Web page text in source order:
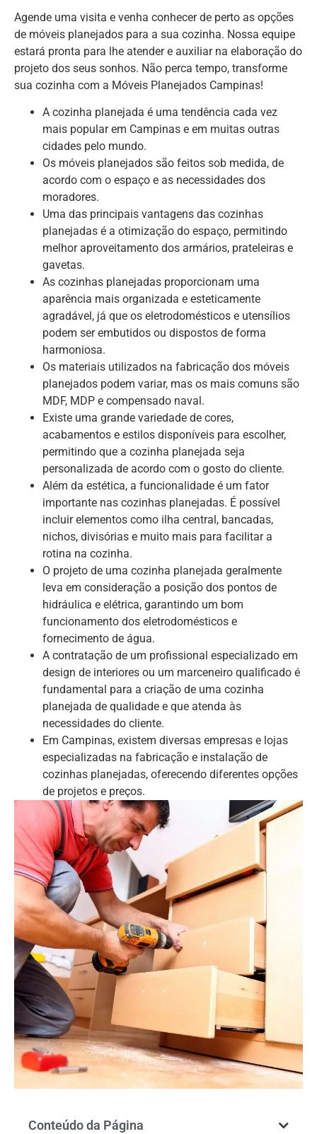
Agende uma visita e venha conhecer de perto as opções
de móveis planejados para a sua cozinha. Nossa equipe
estará pronta para lhe atender e auxiliar na elaboração do
projeto dos seus sonhos. Não perca tempo, transforme
sua cozinha com a Móveis Planejados Campinas!
A cozinha planejada é uma tendência cada vez
mais popular em Campinas e em muitas outras
cidades pelo mundo.
Os móveis planejados são feitos sob medida, de
acordo com o espaço e as necessidades dos
moradores.
Uma das principais vantagens das cozinhas
planejadas é a otimização do espaço, permitindo
melhor aproveitamento dos armários, prateleiras e
gavetas.
As cozinhas planejadas proporcionam uma
aparência mais organizada e esteticamente
agradável, já que os eletrodomésticos e utensílios
podem ser embutidos ou dispostos de forma
harmoniosa.
Os materiais utilizados na fabricação dos móveis
planejados podem variar, mas os mais comuns são
MDF, MDP e compensado naval.
Existe uma grande variedade de cores,
acabamentos e estilos disponíveis para escolher,
permitindo que a cozinha planejada seja
personalizada de acordo com o gosto do cliente.
Além da estética, a funcionalidade é um fator
importante nas cozinhas planejadas. É possível
incluir elementos como ilha central, bancadas,
nichos, divisórias e muito mais para facilitar a
rotina na cozinha.
O projeto de uma cozinha planejada geralmente
leva em consideração a posição dos pontos de
hidráulica e elétrica, garantindo um bom
funcionamento dos eletrodomésticos e
fornecimento de água.
A contratação de um profissional especializado em
design de interiores ou um marceneiro qualificado é
fundamental para a criação de uma cozinha
planejada de qualidade e que atenda às
necessidades do cliente.
Em Campinas, existem diversas empresas e lojas
especializadas na fabricação e instalação de
cozinhas planejadas, oferecendo diferentes opções
de projetos e preços.
Conteúdo da Página